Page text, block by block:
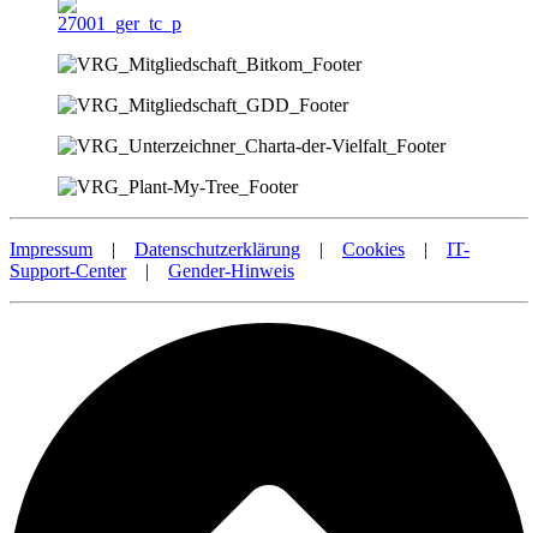
Impressum | Datenschutzerklärung | Cookies | IT-
Support-Center| Gender-Hinweis